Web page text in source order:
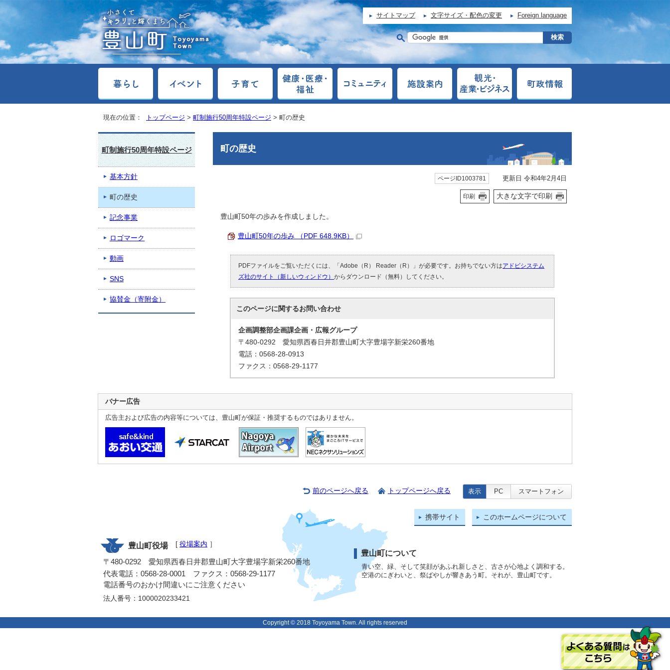
サイトマップ 文字サイズ・配色の変更 Foreign language
現在の位置： トップページ > 町制施行50周年特設ページ > 町の歴史
町の歴史
ページID1003781 更新日 令和4年2月4日
印刷 大きな文字で印刷
豊山町50年の歩みを作成しました。
豊山町50年の歩み （PDF 648.9KB）
PDFファイルをご覧いただくには、「Adobe（R） Reader（R）」が必要です。お持ちでない方はアドビシステム
ズ社のサイト（新しいウィンドウ） からダウンロード（無料）してください。
このページに関するお問い合わせ
企画調整部企画課企画・広報グループ
〒480-0292 愛知県西春日井郡豊山町大字豊場字新栄260番地
電話：0568-28-0913
ファクス：0568-29-1177
町制施行50周年特設ページ
基本方針
町の歴史
記念事業
ロゴマーク
動画
SNS
協賛金（寄附金）
バナー広告
広告主および広告の内容等については、豊山町が保証・推奨するものではありません。
前のページへ戻る トップページへ戻る 表示 PC スマートフォン
携帯サイト このホームページについて
豊山町役場 [ 役場案内 ］
〒480-0292 愛知県西春日井郡豊山町大字豊場字新栄260番地
代表電話：0568-28-0001 ファクス：0568-29-1177
電話番号のおかけ間違いにご注意ください
法人番号：1000020233421
豊山町について
青い空、緑、そして笑顔があふれ新しさと、古さが心地よく調和する。
空港のにぎわいと、祭ばやしが響きあう町。それが、豊山町です。
Copyright © 2018 Toyoyama Town. All rights reserved